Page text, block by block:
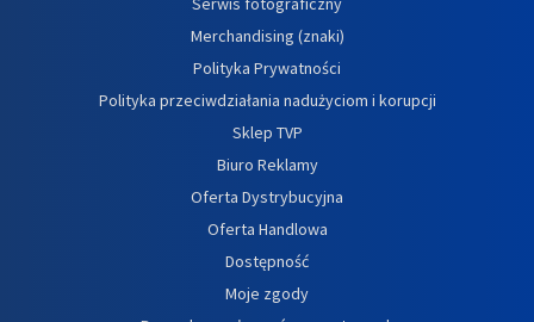
Merchandising (znaki)
Polityka Prywatności
Polityka przeciwdziałania nadużyciom i korupcji
Sklep TVP
Biuro Reklamy
Oferta Dystrybucyjna
Oferta Handlowa
Dostępność
Moje zgody